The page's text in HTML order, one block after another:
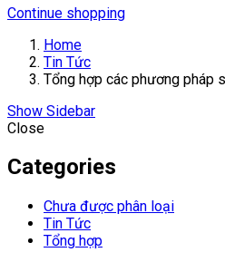
Continue shopping
Home
Tin Tức
Tổng hợp các phương pháp
Show Sidebar
Close
Categories
Chưa được phân loại
Tin Tức
Tổng hợp